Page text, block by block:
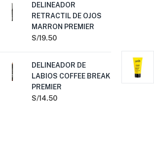
DELINEADOR
RETRACTIL DE OJOS
MARRON PREMIER
S/19.50
DELINEADOR DE
LABIOS COFFEE BREAK
PREMIER
S/14.50